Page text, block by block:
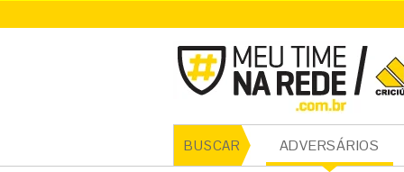
BUSCAR ADVERSÁRIOS